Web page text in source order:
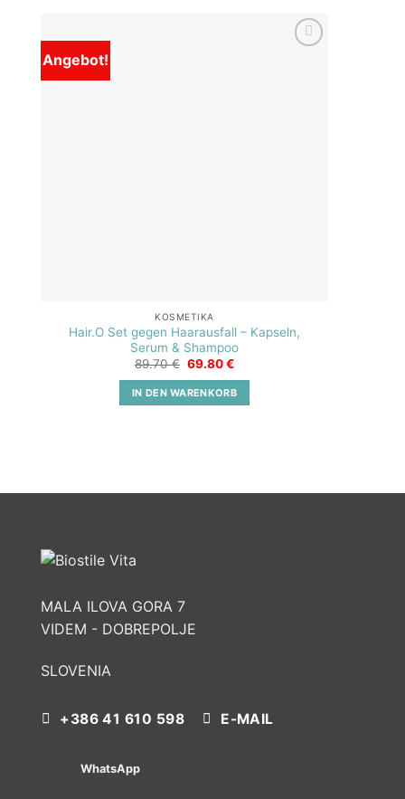
Angebot!
KOSMETIKA
Hair.O Set gegen Haarausfall – Kapseln,
Serum & Shampoo
89.70€ Ursprünglicher
war:
89.70 €
69.80€Aktueller
ist:
69.80 €.
IN DEN WARENKORB
MALA ILOVA GORA 7
VIDEM - DOBREPOLJE
SLOVENIA
+386 41 610 598 E-MAIL
WhatsApp